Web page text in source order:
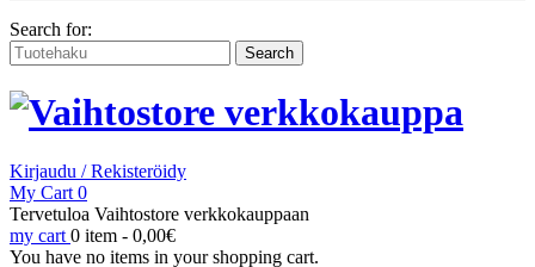
Search for:
Kirjaudu / Rekisteröidy
My Cart 0
Tervetuloa Vaihtostore verkkokauppaan
my cart 0 item - 0,00€
You have no items in your shopping cart.